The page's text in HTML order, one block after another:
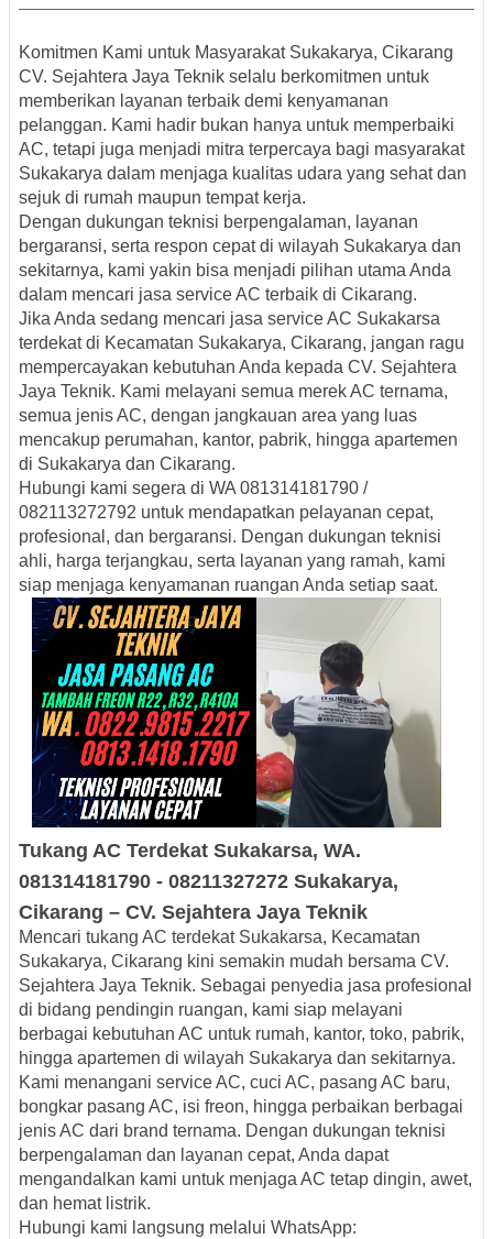
Komitmen Kami untuk Masyarakat Sukakarya, Cikarang
CV. Sejahtera Jaya Teknik selalu berkomitmen untuk
memberikan layanan terbaik demi kenyamanan
pelanggan. Kami hadir bukan hanya untuk memperbaiki
AC, tetapi juga menjadi mitra terpercaya bagi masyarakat
Sukakarya dalam menjaga kualitas udara yang sehat dan
sejuk di rumah maupun tempat kerja.
Dengan dukungan teknisi berpengalaman, layanan
bergaransi, serta respon cepat di wilayah Sukakarya dan
sekitarnya, kami yakin bisa menjadi pilihan utama Anda
dalam mencari jasa service AC terbaik di Cikarang.
Jika Anda sedang mencari jasa service AC Sukakarsa
terdekat di Kecamatan Sukakarya, Cikarang, jangan ragu
mempercayakan kebutuhan Anda kepada CV. Sejahtera
Jaya Teknik. Kami melayani semua merek AC ternama,
semua jenis AC, dengan jangkauan area yang luas
mencakup perumahan, kantor, pabrik, hingga apartemen
di Sukakarya dan Cikarang.
Hubungi kami segera di WA 081314181790 /
082113272792 untuk mendapatkan pelayanan cepat,
profesional, dan bergaransi. Dengan dukungan teknisi
ahli, harga terjangkau, serta layanan yang ramah, kami
siap menjaga kenyamanan ruangan Anda setiap saat.
Tukang AC Terdekat Sukakarsa, WA.
081314181790 - 08211327272 Sukakarya,
Cikarang – CV. Sejahtera Jaya Teknik
Mencari tukang AC terdekat Sukakarsa, Kecamatan
Sukakarya, Cikarang kini semakin mudah bersama CV.
Sejahtera Jaya Teknik. Sebagai penyedia jasa profesional
di bidang pendingin ruangan, kami siap melayani
berbagai kebutuhan AC untuk rumah, kantor, toko, pabrik,
hingga apartemen di wilayah Sukakarya dan sekitarnya.
Kami menangani service AC, cuci AC, pasang AC baru,
bongkar pasang AC, isi freon, hingga perbaikan berbagai
jenis AC dari brand ternama. Dengan dukungan teknisi
berpengalaman dan layanan cepat, Anda dapat
mengandalkan kami untuk menjaga AC tetap dingin, awet,
dan hemat listrik.
Hubungi kami langsung melalui WhatsApp: